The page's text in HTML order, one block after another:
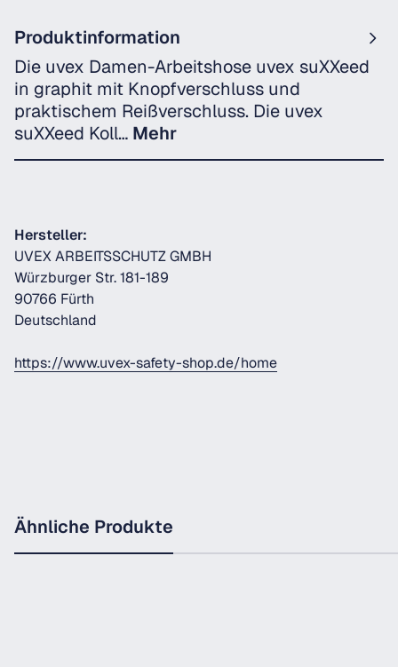
Produktinformation
Die uvex Damen-Arbeitshose uvex suXXeed
in graphit mit Knopfverschluss und
praktischem Reißverschluss. Die uvex
suXXeed Koll… Mehr
Hersteller:
UVEX ARBEITSSCHUTZ GMBH
Würzburger Str. 181-189
90766 Fürth
Deutschland
https://www.uvex-safety-shop.de/home
Ähnliche Produkte